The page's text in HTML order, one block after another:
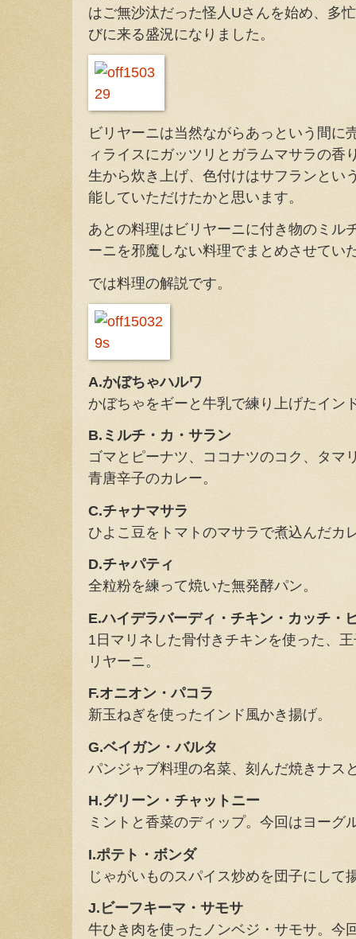
はご無沙汰だった怪人Uさんを始め、多
びに来る盛況になりました。
ビリヤーニは当然ながらあっという間に
ィライスにガッツリとガラムマサラの香
生から炊き上げ、色付けはサフランとい
能していただけたかと思います。
あとの料理はビリヤーニに付き物のミル
ーニを邪魔しない料理でまとめさせてい
では料理の解説です。
A.かぼちゃハルワ
かぼちゃをギーと牛乳で練り上げたイン
B.ミルチ・カ・サラン
ゴマとピーナツ、ココナツのコク、タマ
青唐辛子のカレー。
C.チャナマサラ
ひよこ豆をトマトのマサラで煮込んだカ
D.チャパティ
全粒粉を練って焼いた無発酵パン。
E.ハイデラバーディ・チキン・カッチ・
1日マリネした骨付きチキンを使った、
リヤーニ。
F.オニオン・パコラ
新玉ねぎを使ったインド風かき揚げ。
G.ベイガン・バルタ
パンジャブ料理の名菜、刻んだ焼きナス
H.グリーン・チャットニー
ミントと香菜のディップ。今回はヨーグ
I.ポテト・ボンダ
じゃがいものスパイス炒めを団子にして
J.ビーフキーマ・サモサ
牛ひき肉を使ったノンベジ・サモサ。今